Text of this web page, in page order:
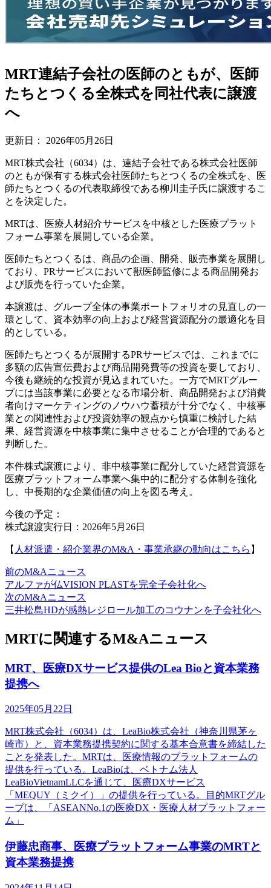
MRT連結子会社の医師のともが、医師
たちとつくる全株式を同社代表に譲渡
へ
更新日： 2026年05月26日
MRT株式会社（6034）は、連結子会社である株式会社医師
のともが保有する株式会社医師たちとつくるの全株式を、医
師たちとつくるの代表取締役である柳川圭子氏に譲渡するこ
とを決定した。
MRTは、医療人材紹介サービスを中核とした医療プラット
フォーム事業を展開している企業。
医師たちとつくるは、商品の企画、開発、販売事業を展開し
ており、PRサービスにおいて獣医師監修による商品開発お
よび販売を行っていた企業。
本譲渡は、グループ全体の事業ポートフォリオの見直しの一
環として、資本効率の向上および経営資源配分の最適化を目
的としている。
医師たちとつくるが展開するPRサービスでは、これまでに
多額の広告宣伝費および商品開発費等の投資を要しており、
今後も継続的な投資が見込まれていた。一方でMRTグルー
プには当該事業に必要となる市場分析、商品開発および消費
者向けマーケティングのノウハウ蓄積が十分でなく、中核事
業との関連性および投資効率の観点から慎重に検討した結
果、経営資源を中核事業に集中させることが合理的であると
判断した。
本件株式譲渡により、非中核事業に配分していた経営資源を
医療プラットフォーム事業へ集中的に配分する体制を強化
し、中長期的な企業価値の向上を図る考え。
今後の予定：
株式譲渡実行日：2026年5月26日
【 人材派遣・紹介業界のM&A・事業承継の動向はこちら 】
前のM&Aニュース
アルファが仏VISION PLASTを完全子会社化へ
次のM&Aニュース
三井松島HDが感熱レジロール加工のコウナンを子会社化へ
MRTに関連するM&Aニュース
MRT、医療DXサービス提供のLea Bioと資本業務
提携へ
2025年05月22日
MRT株式会社（6034）は、LeaBio株式会社（神奈川県茅ヶ
崎市）と、資本業務提携契約に関する基本合意書を締結した
ことを発表した。MRTは、医療情報のプラットフォームの
提供を行っている。LeaBioは、ベトナム法人
LeaBioVietnamLLCを通じて、医療DXサービス
「MEQUY（ミクイ）」の提供を行っている。目的MRTグル
ープは、「ASEANNo.1の医療DX・医療人材プラットフォー
ム」
伊藤忠商事、医療プラットフォーム事業のMRTと
資本業務提携